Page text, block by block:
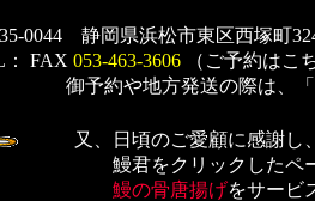
0044 静岡県浜松市東区西塚町
FAX 053-463-3606 （ご予約はこ
御予約や地方発送の際は、
又、日頃のご愛顧に感謝し
鰻君をクリックしたページ
鰻の骨唐揚げをサー